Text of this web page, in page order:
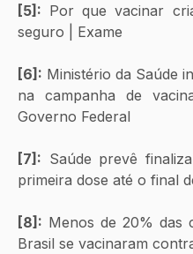
[5]: Por que vacinar
seguro | Exame
[6]: Ministério da Saúde
na campanha de
Governo Federal
[7]: Saúde prevê
primeira dose até o final
[8]: Menos de 20% das
Brasil se vacinaram